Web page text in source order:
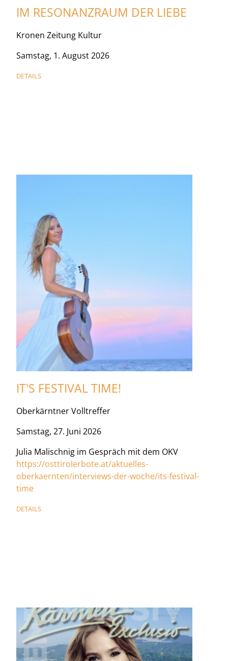
IM RESONANZRAUM DER LIEBE
Kronen Zeitung Kultur
Samstag, 1. August 2026
DETAILS
IT'S FESTIVAL TIME!
Oberkärntner Volltreffer
Samstag, 27. Juni 2026
Julia Malischnig im Gespräch mit dem OKV
https://osttirolerbote.at/aktuelles-
oberkaernten/interviews-der-woche/its-festival-
time
DETAILS